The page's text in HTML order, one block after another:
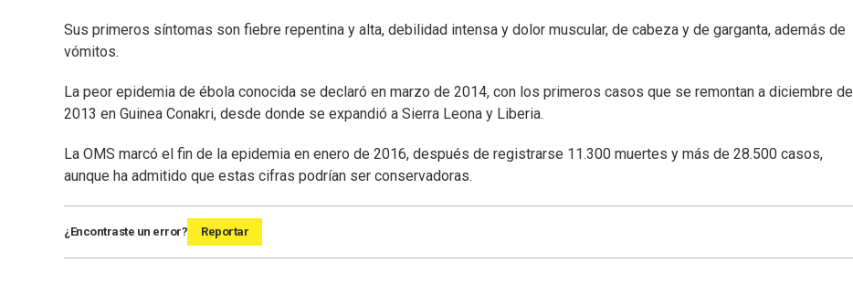
Sus primeros síntomas son fiebre repentina y alta, debilidad intensa y dolor muscular, de cabeza y de garganta, además de
vómitos.
La peor epidemia de ébola conocida se declaró en marzo de 2014, con los primeros casos que se remontan a diciembre de
2013 en Guinea Conakri, desde donde se expandió a Sierra Leona y Liberia.
La OMS marcó el fin de la epidemia en enero de 2016, después de registrarse 11.300 muertes y más de 28.500 casos,
aunque ha admitido que estas cifras podrían ser conservadoras.
¿Encontraste un error? Reportar